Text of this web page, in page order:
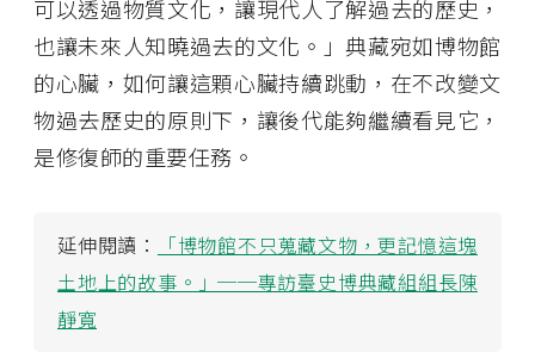
可以透過物質文化，讓現代人了解過去的歷史，
也讓未來人知曉過去的文化。」典藏宛如博物館
的心臟，如何讓這顆心臟持續跳動，在不改變文
物過去歷史的原則下，讓後代能夠繼續看見它，
是修復師的重要任務。
延伸閱讀：
「博物館不只蒐藏文物，更記憶這塊
土地上的故事。」──專訪臺史博典藏組組長陳
靜寬